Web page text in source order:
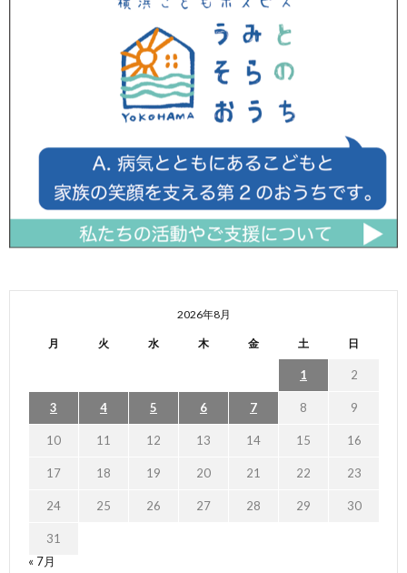
2026年8月
月 火 水 木 金 土 日
1 2
3 4 5 6 7 8 9
10 11 12 13 14 15 16
17 18 19 20 21 22 23
24 25 26 27 28 29 30
31
« 7月